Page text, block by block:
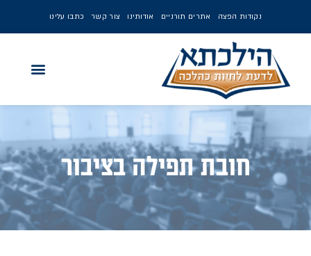
נקודות הפצה אתרים תורניים אודותינו צור קשר כתבו עלינו
חובת תפילה בציבור